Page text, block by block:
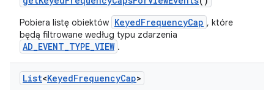
Pobiera listę obiektów KeyedFrequencyCap , które
będą filtrowane według typu zdarzenia
AD_EVENT_TYPE_VIEW .
List<KeyedFrequencyCap>